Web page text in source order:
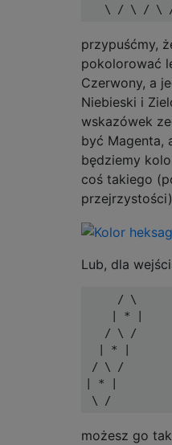
przypuśćmy,
pokolorować
Czerwony, a
Niebieski i
wskazówek
być Magenta,
będziemy
coś takiego
Lub, dla
     / \
    | * |
   / \ /
  | * |
/ \ /
| * |
możesz go